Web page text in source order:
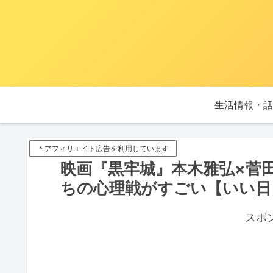
生活情報・
＊アフィリエイト広告を利用しています
映画『黒牢城』本木雅弘×菅
ちの心理戦がすごい【いい
スポ